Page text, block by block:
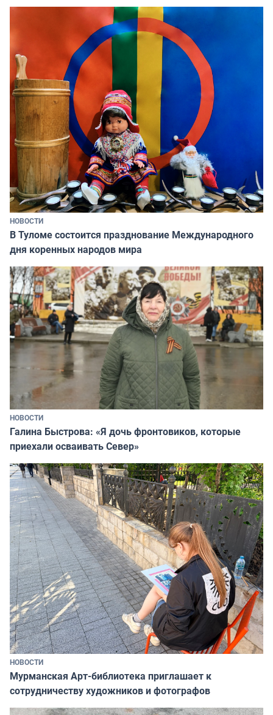
НОВОСТИ
В Туломе состоится празднование Международного
дня коренных народов мира
НОВОСТИ
Галина Быстрова: «Я дочь фронтовиков, которые
приехали осваивать Север»
НОВОСТИ
Мурманская Арт-библиотека приглашает к
сотрудничеству художников и фотографов